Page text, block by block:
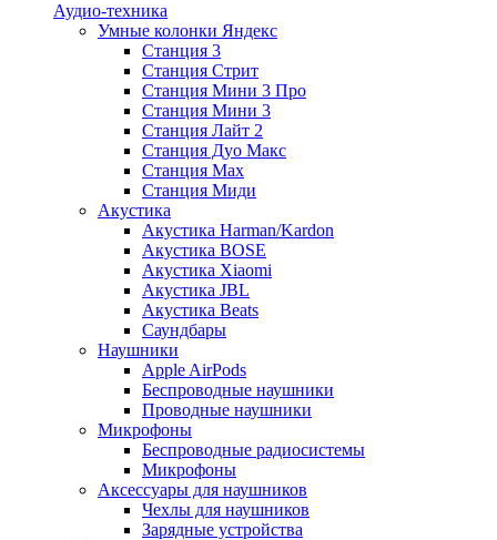
Аудио-техника
Умные колонки Яндекс
Станция 3
Станция Стрит
Станция Мини 3 Про
Станция Мини 3
Станция Лайт 2
Станция Дуо Макс
Станция Max
Станция Миди
Акустика
Акустика Harman/Kardon
Акустика BOSE
Акустика Xiaomi
Акустика JBL
Акустика Beats
Саундбары
Наушники
Apple AirPods
Беспроводные наушники
Проводные наушники
Микрофоны
Беспроводные радиосистемы
Микрофоны
Аксессуары для наушников
Чехлы для наушников
Зарядные устройства